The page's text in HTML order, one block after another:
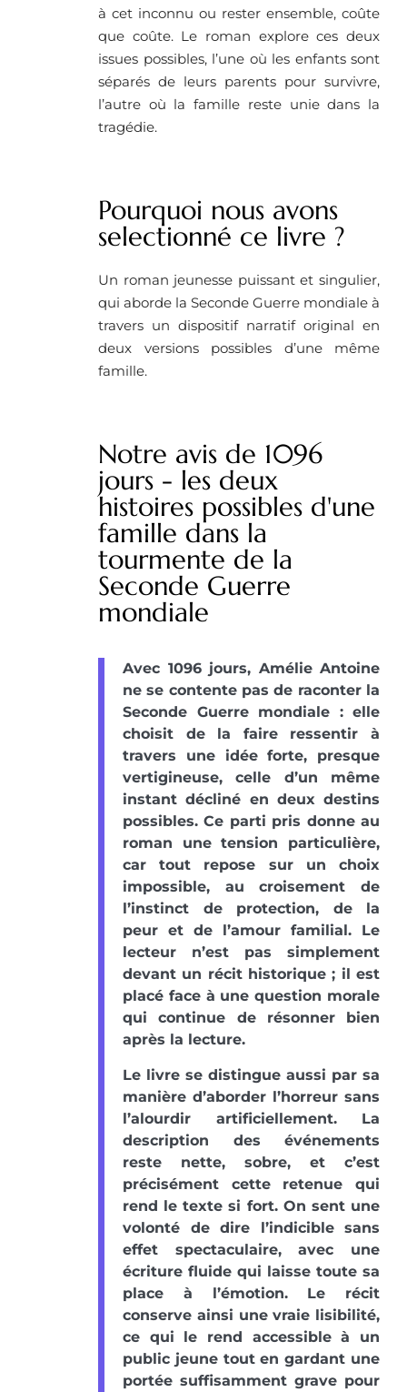
à cet inconnu ou rester ensemble, coûte
que coûte. Le roman explore ces deux
issues possibles, l’une où les enfants sont
séparés de leurs parents pour survivre,
l’autre où la famille reste unie dans la
tragédie.
Pourquoi nous avons
selectionné ce livre ? ​
Un roman jeunesse puissant et singulier,
qui aborde la Seconde Guerre mondiale à
travers un dispositif narratif original en
deux versions possibles d’une même
famille.
Notre avis de 1096
jours - les deux
histoires possibles d'une
famille dans la
tourmente de la
Seconde Guerre
mondiale
Avec 1096 jours, Amélie Antoine
ne se contente pas de raconter la
Seconde Guerre mondiale : elle
choisit de la faire ressentir à
travers une idée forte, presque
vertigineuse, celle d’un même
instant décliné en deux destins
possibles. Ce parti pris donne au
roman une tension particulière,
car tout repose sur un choix
impossible, au croisement de
l’instinct de protection, de la
peur et de l’amour familial. Le
lecteur n’est pas simplement
devant un récit historique ; il est
placé face à une question morale
qui continue de résonner bien
après la lecture.
Le livre se distingue aussi par sa
manière d’aborder l’horreur sans
l’alourdir artificiellement. La
description des événements
reste nette, sobre, et c’est
précisément cette retenue qui
rend le texte si fort. On sent une
volonté de dire l’indicible sans
effet spectaculaire, avec une
écriture fluide qui laisse toute sa
place à l’émotion. Le récit
conserve ainsi une vraie lisibilité,
ce qui le rend accessible à un
public jeune tout en gardant une
portée suffisamment grave pour